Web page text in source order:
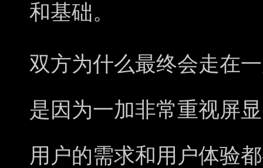
和基础。
双方为什么最终会走在
是因为一加非常重视屏
用户的需求和用户体验